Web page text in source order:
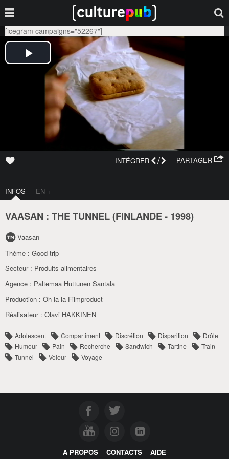
[icegram campaigns="52267"]
PARTAGER
INTÉGRER /
INFOS EN +
VAASAN : THE TUNNEL (FINLANDE- 1998)
Vaasan
Thème : Good trip
Secteur : Produits alimentaires
Agence : Paltemaa Huttunen Santala
Production : Oh-la-la Filmproduct
Réalisateur : Olavi HAKKINEN
Adolescent Compartiment Discrétion Disparition
Drôle
Humour
Pain Recherche Sandwich Tartine
Train
Tunnel
Voleur Voyage
À PROPOS CONTACTS AIDE